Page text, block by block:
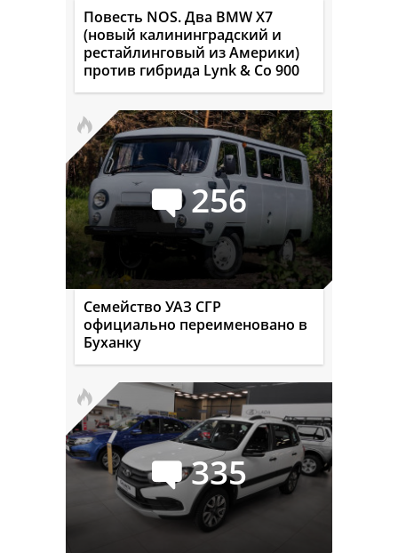
Повесть NOS. Два BMW X7
(новый калининградский и
рестайлинговый из Америки)
против гибрида Lynk & Co 900
256
Семейство УАЗ СГР
официально переименовано в
Буханку
335